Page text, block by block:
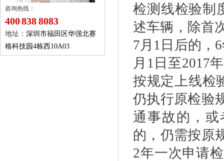
咨询热线：
400 838 8083
地址： 深圳市福田区华强北赛
格科技园4栋西10A03
检测线检验制
述车辆，除首
7月1日后的，
月1日至2017
按规定上线检
仍执行原检验
通事故的，
的，仍需按原
2年一次申请